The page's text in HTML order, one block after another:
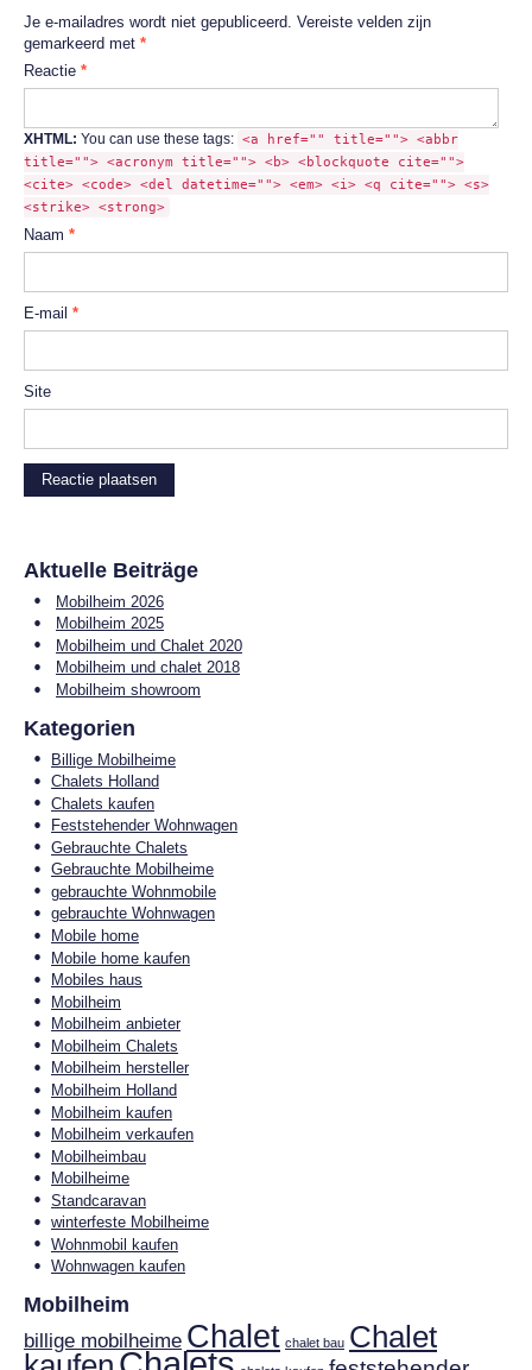
Je e-mailadres wordt niet gepubliceerd. Vereiste velden zijn
gemarkeerd met *
Reactie *
XHTML: You can use these tags: <a href="" title=""> <abbr
title=""> <acronym title=""> <b> <blockquote cite="">
<cite> <code> <del datetime=""> <em> <i> <q cite=""> <s>
<strike> <strong>
Naam *
E-mail *
Site
Aktuelle Beiträge
Mobilheim 2026
Mobilheim 2025
Mobilheim und Chalet 2020
Mobilheim und chalet 2018
Mobilheim showroom
Kategorien
Billige Mobilheime
Chalets Holland
Chalets kaufen
Feststehender Wohnwagen
Gebrauchte Chalets
Gebrauchte Mobilheime
gebrauchte Wohnmobile
gebrauchte Wohnwagen
Mobile home
Mobile home kaufen
Mobiles haus
Mobilheim
Mobilheim anbieter
Mobilheim Chalets
Mobilheim hersteller
Mobilheim Holland
Mobilheim kaufen
Mobilheim verkaufen
Mobilheimbau
Mobilheime
Standcaravan
winterfeste Mobilheime
Wohnmobil kaufen
Wohnwagen kaufen
Mobilheim
billige mobilheime Chalet chalet bau Chalet